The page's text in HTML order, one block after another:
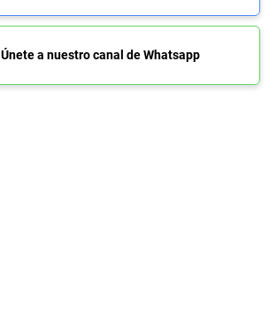
Únete a nuestro canal de Whatsapp